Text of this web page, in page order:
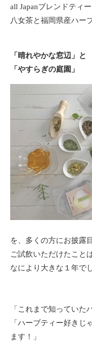
all Japanブレンドティー
八女茶と福岡県産ハー
「晴れやかな窓辺」と
「やすらぎの庭園」
を、多くの方にお披露目
ご試飲いただけたこと
なにより大きな１年で
「これまで知っていた
「ハーブティー好きじ
ます！」